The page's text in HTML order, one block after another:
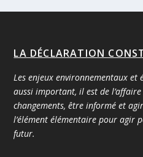
LA DÉCLARATION
Les enjeux environnementaux et
aussi important, il est de
changements, être informé et
l’élément élémentaire pour agir
futur.